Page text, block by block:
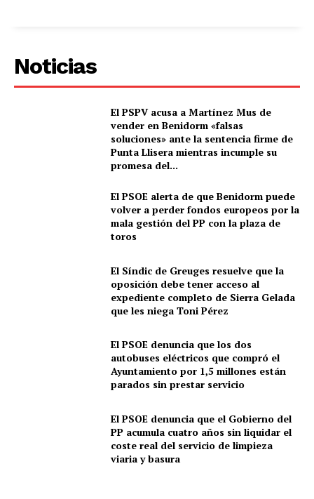
Noticias
El PSPV acusa a Martínez Mus de
vender en Benidorm «falsas
soluciones» ante la sentencia firme de
Punta Llisera mientras incumple su
promesa del...
El PSOE alerta de que Benidorm puede
volver a perder fondos europeos por la
mala gestión del PP con la plaza de
toros
El Síndic de Greuges resuelve que la
oposición debe tener acceso al
expediente completo de Sierra Gelada
que les niega Toni Pérez
El PSOE denuncia que los dos
autobuses eléctricos que compró el
Ayuntamiento por 1,5 millones están
parados sin prestar servicio
El PSOE denuncia que el Gobierno del
PP acumula cuatro años sin liquidar el
coste real del servicio de limpieza
viaria y basura